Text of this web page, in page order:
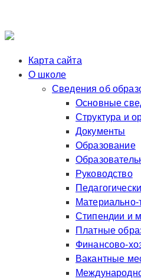
Карта сайта
О школе
Сведения об
Основные
Структура и
Документы
Образование
Руководство
Материально-
Стипендии и
Платные
Финансово-
Вакантные